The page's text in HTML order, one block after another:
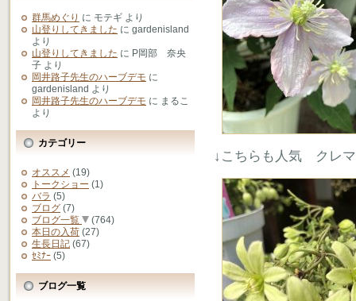
群馬めぐり に モテギ より
山登りしてきました に gardenisland
より
山登りしてきました に P岡部 奈央
子 より
岡井路子先生のハーブデモ に
gardenisland より
岡井路子先生のハーブデモ に まるこ
より
カテゴリー
オススメ (19)
トークショー (1)
バラ (5)
ブログ (7)
ブログ一覧
(764)
本日の入荷 (27)
生長日記 (67)
ｾﾐﾅｰ (5)
ブログ一覧
↓こちらも人気 クレ